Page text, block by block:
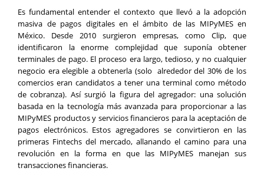
Es fundamental entender el contexto que llevó a la adopción
masiva de pagos digitales en el ámbito de las MIPyMES en
México. Desde 2010 surgieron empresas, como Clip, que
identificaron la enorme complejidad que suponía obtener
terminales de pago. El proceso era largo, tedioso, y no cualquier
negocio era elegible a obtenerla (solo alrededor del 30% de los
comercios eran candidatos a tener una terminal como método
de cobranza). Así surgió la figura del agregador: una solución
basada en la tecnología más avanzada para proporcionar a las
MIPyMES productos y servicios financieros para la aceptación de
pagos electrónicos. Estos agregadores se convirtieron en las
primeras Fintechs del mercado, allanando el camino para una
revolución en la forma en que las MIPyMES manejan sus
transacciones financieras.